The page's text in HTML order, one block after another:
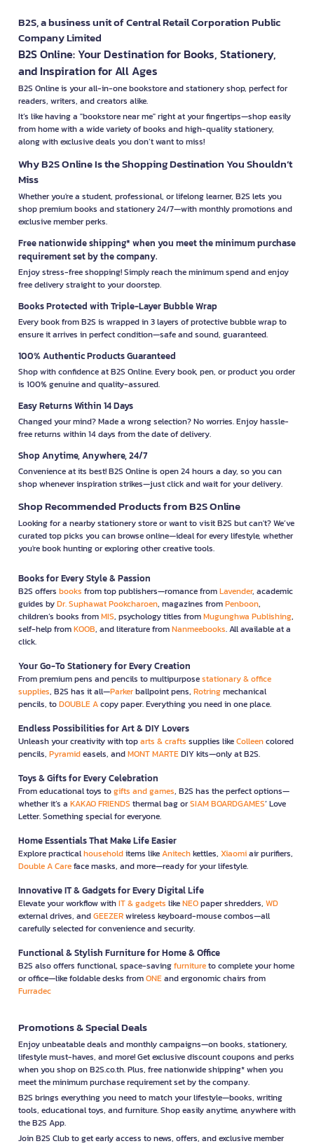
B2S, a business unit of Central Retail Corporation Public
Company Limited
B2S Online: Your Destination for Books, Stationery,
and Inspiration for All Ages
B2S Online is your all-in-one bookstore and stationery shop, perfect for
readers, writers, and creators alike.
It’s like having a "bookstore near me" right at your fingertips—shop easily
from home with a wide variety of books and high-quality stationery,
along with exclusive deals you don’t want to miss!
Why B2S Online Is the Shopping Destination You Shouldn’t
Miss
Whether you're a student, professional, or lifelong learner, B2S lets you
shop premium books and stationery 24/7—with monthly promotions and
exclusive member perks.
Free nationwide shipping* when you meet the minimum purchase
requirement set by the company.
Enjoy stress-free shopping! Simply reach the minimum spend and enjoy
free delivery straight to your doorstep.
Books Protected with Triple-Layer Bubble Wrap
Every book from B2S is wrapped in 3 layers of protective bubble wrap to
ensure it arrives in perfect condition—safe and sound, guaranteed.
100% Authentic Products Guaranteed
Shop with confidence at B2S Online. Every book, pen, or product you order
is 100% genuine and quality-assured.
Easy Returns Within 14 Days
Changed your mind? Made a wrong selection? No worries. Enjoy hassle-
free returns within 14 days from the date of delivery.
Shop Anytime, Anywhere, 24/7
Convenience at its best! B2S Online is open 24 hours a day, so you can
shop whenever inspiration strikes—just click and wait for your delivery.
Shop Recommended Products from B2S Online
Looking for a nearby stationery store or want to visit B2S but can't? We’ve
curated top picks you can browse online—ideal for every lifestyle, whether
you're book hunting or exploring other creative tools.
Books for Every Style & Passion
B2S offers books from top publishers—romance fromLavender, academic
guides byDr. Suphawat Pookcharoen, magazines fromPenboon,
children’s books fromMIS, psychology titles fromMugunghwa Publishing,
self-help fromKOOB, and literature fromNanmeebooks. All available at a
click.
Your Go-To Stationery for Every Creation
From premium pens and pencils to multipurposestationary & office
supplies, B2S has it all—Parkerballpoint pens, Rotringmechanical
pencils, toDOUBLE Acopy paper. Everything you need in one place.
Endless Possibilities for Art & DIY Lovers
Unleash your creativity with toparts & crafts supplies likeColleencolored
pencils, Pyramideasels, andMONT MARTEDIY kits—only at B2S.
Toys & Gifts for Every Celebration
From educational toys togifts and games, B2S has the perfect options—
whether it’s a KAKAO FRIENDS thermal bag orSIAM BOARDGAMES’ Love
Letter. Something special for everyone.
Home Essentials That Make Life Easier
Explore practicalhouseholditems likeAnitechkettles, Xiaomiair purifiers,
Double A Careface masks, and more—ready for your lifestyle.
Innovative IT & Gadgets for Every Digital Life
Elevate your workflow withIT & gadgets likeNEOpaper shredders, WD
external drives, andGEEZERwireless keyboard-mouse combos—all
carefully selected for convenience and security.
Functional & Stylish Furniture for Home & Office
B2S also offers functional, space-savingfurnitureto complete your home
or office—like foldable desks fromONEand ergonomic chairs from
Furradec
Promotions & Special Deals
Enjoy unbeatable deals and monthly campaigns—on books, stationery,
lifestyle must-haves, and more! Get exclusive discount coupons and perks
when you shop on B2S.co.th. Plus, free nationwide shipping* when you
meet the minimum purchase requirement set by the company.
B2S brings everything you need to match your lifestyle—books, writing
tools, educational toys, and furniture. Shop easily anytime, anywhere with
the B2S App.
Join B2S Club to get early access to news, offers, and exclusive member